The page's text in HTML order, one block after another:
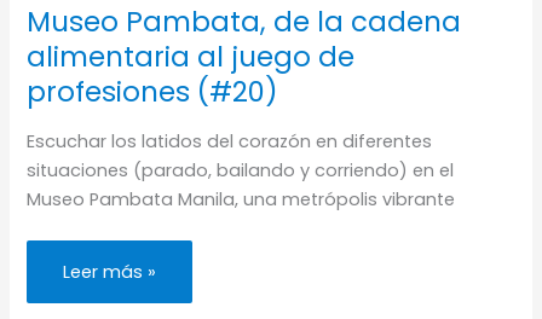
Museo Pambata, de la cadena
alimentaria al juego de
profesiones (#20)
Escuchar los latidos del corazón en diferentes
situaciones (parado, bailando y corriendo) en el
Museo Pambata Manila, una metrópolis vibrante
Museo
de
Leer más »